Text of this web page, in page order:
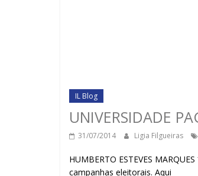
IL Blog
UNIVERSIDADE
31/07/2014 Ligia Filgueiras
HUMBERTO ESTEVES
campanhas eleitorais. Aqui